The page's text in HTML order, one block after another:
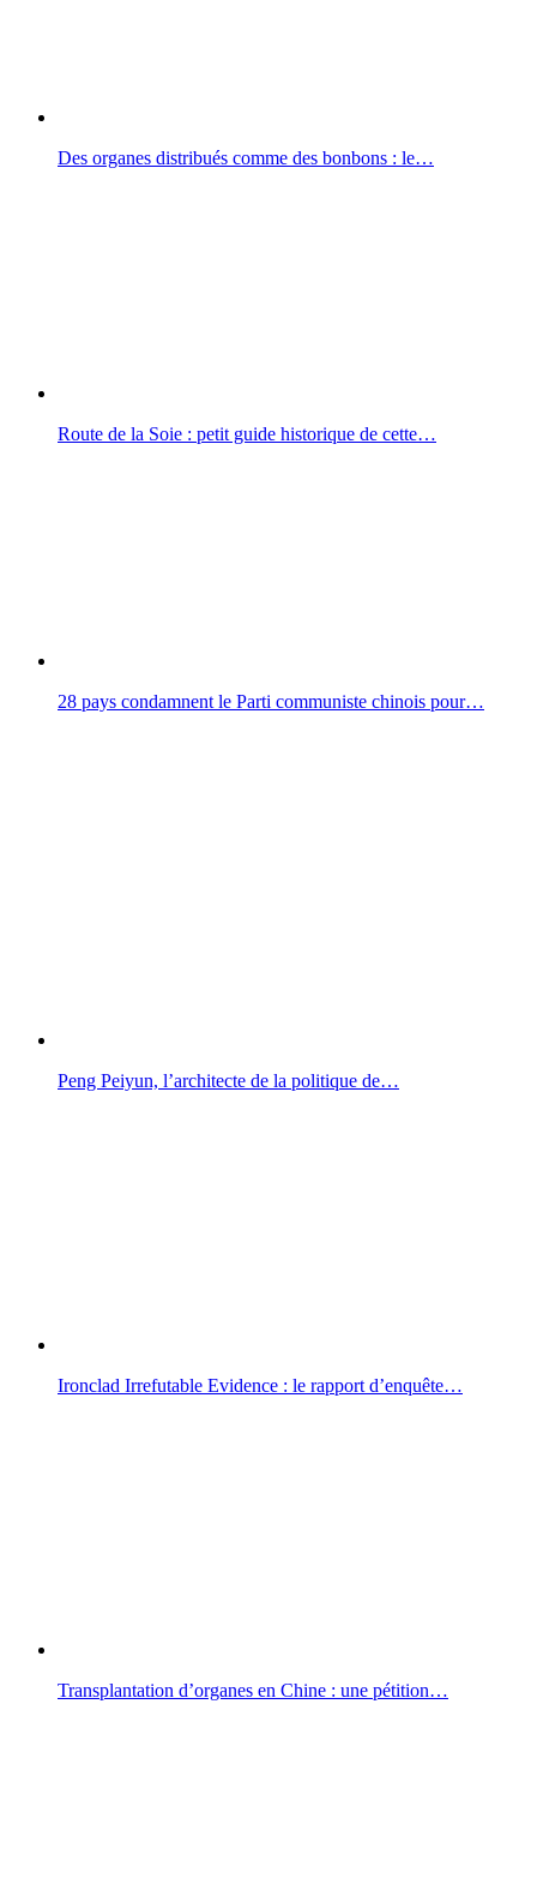
Des organes distribués comme des bonbons : le…
Route de la Soie : petit guide historique de cette…
28 pays condamnent le Parti communiste chinois pour…
Peng Peiyun, l’architecte de la politique de…
Ironclad Irrefutable Evidence : le rapport d’enquête…
Transplantation d’organes en Chine : une pétition…